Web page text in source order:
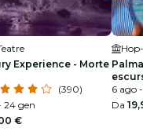
Experience - Morte
(390)
24 gen
€
6 ago
Da